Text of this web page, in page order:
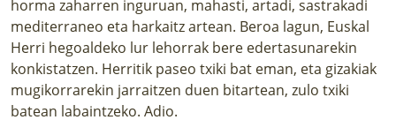
horma zaharren inguruan, mahasti, artadi, sastrakadi
mediterraneo eta harkaitz artean. Beroa lagun, Euskal
Herri hegoaldeko lur lehorrak bere edertasunarekin
konkistatzen. Herritik paseo txiki bat eman, eta gizakiak
mugikorrarekin jarraitzen duen bitartean, zulo txiki
batean labaintzeko. Adio.